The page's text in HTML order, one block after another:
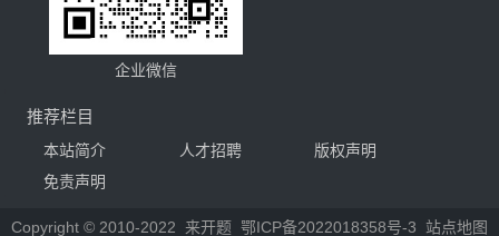
企业微信
推荐栏目
本站简介 人才招聘
版权声明
免责声明
Copyright © 2010-2022 来开题 鄂ICP备2022018358号-3 站点地图